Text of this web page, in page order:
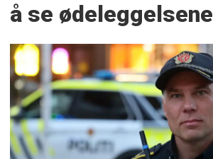
å se ødeleggelsene